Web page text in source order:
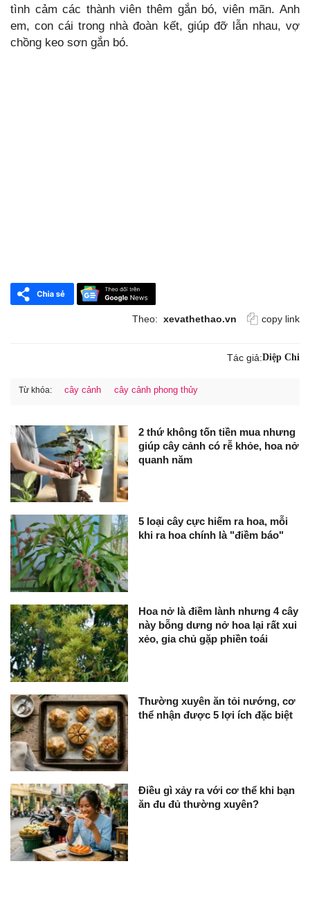
tình cảm các thành viên thêm gắn bó, viên mãn. Anh
em, con cái trong nhà đoàn kết, giúp đỡ lẫn nhau, vợ
chồng keo sơn gắn bó.
Theo: xevathethao.vn copy link
Tác giả:Diệp Chi
Từ khóa: cây cảnh cây cảnh phong thủy
2 thứ không tốn tiền mua nhưng
giúp cây cảnh có rễ khỏe, hoa nở
quanh năm
5 loại cây cực hiếm ra hoa, mỗi
khi ra hoa chính là "điềm báo"
Hoa nở là điềm lành nhưng 4 cây
này bỗng dưng nở hoa lại rất xui
xẻo, gia chủ gặp phiền toái
Thường xuyên ăn tỏi nướng, cơ
thể nhận được 5 lợi ích đặc biệt
Điều gì xảy ra với cơ thể khi bạn
ăn đu đủ thường xuyên?